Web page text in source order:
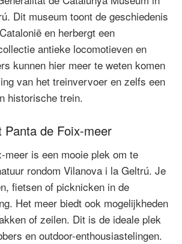
Dit museum toont de geschiedenis
en herbergt een
antieke locomotieven en
kunnen hier meer te weten komen
van het treinvervoer en zelfs een
historische trein.
Panta de Foix-meer
meer is een mooie plek om te
rondom Vilanova i la Geltrú. Je
fietsen of picknicken in de
Het meer biedt ook mogelijkheden
of zeilen. Dit is de ideale plek
en outdoor-enthousiastelingen.